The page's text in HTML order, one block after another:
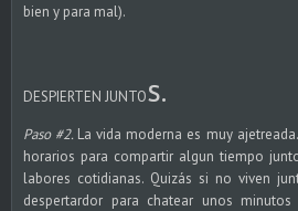
bien y para mal).
DESPIERTEN JUNTOs.
Paso #2. La vida moderna es muy
horarios para compartir algun tiempo
labores cotidianas. Quizás si no viven
despertardor para chatear unos